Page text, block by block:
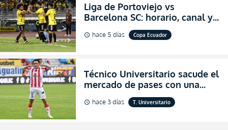
Liga de Portoviejo vs
Barcelona SC: horario, canal y
dónde ver EN VIVO los octavos
de final de la Copa Ecuador
schedule hace 5 días Copa Ecuador
Técnico Universitario sacude el
mercado de pases con una
verdadera revolución para
asegurar la permanencia
schedule hace 3 días T. Universitario